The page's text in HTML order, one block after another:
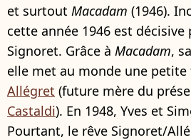
et surtout Macadam (1946).
cette année 1946 est décisive
Signoret. Grâce à Macadam,
elle met au monde une petite
Allégret (future mère du
Castaldi). En 1948, Yves et
Pourtant, le rêve Signoret/